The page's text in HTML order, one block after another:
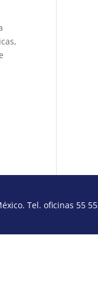
Tel. oficinas 55